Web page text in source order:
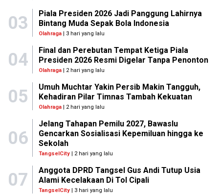
03
Piala Presiden 2026 Jadi Panggung Lahirnya
Bintang Muda Sepak Bola Indonesia
Olahraga| 3 hari yang lalu
04
Final dan Perebutan Tempat Ketiga Piala
Presiden 2026 Resmi Digelar Tanpa Penonton
Olahraga| 2 hari yang lalu
05
Umuh Muchtar Yakin Persib Makin Tangguh,
Kehadiran Pilar Timnas Tambah Kekuatan
Olahraga| 2 hari yang lalu
06
Jelang Tahapan Pemilu 2027, Bawaslu
Gencarkan Sosialisasi Kepemiluan hingga ke
Sekolah
TangselCity| 2 hari yang lalu
07
Anggota DPRD Tangsel Gus Andi Tutup Usia
Alami Kecelakaan Di Tol Cipali
TangselCity| 3 hari yang lalu